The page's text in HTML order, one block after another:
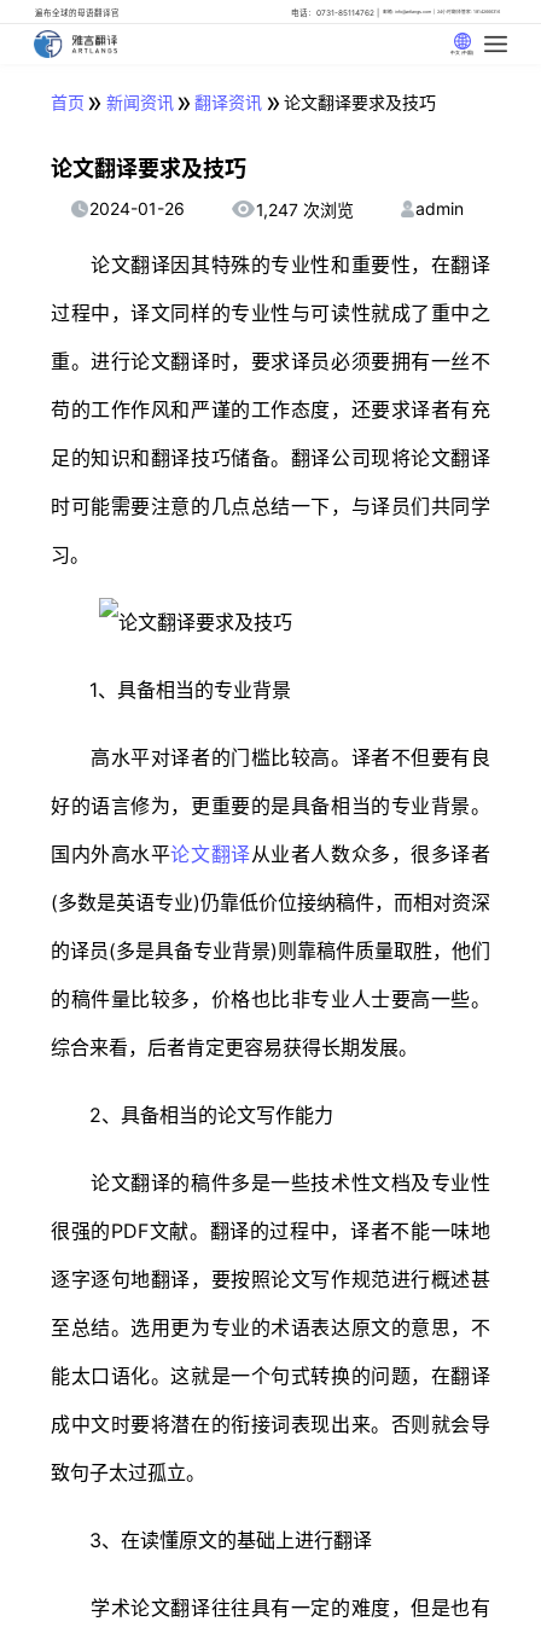
遍布全球的母语翻译官 电话：0731-85114762 邮箱: info@artlangs.com 24小时翻译管家: 18142666316
中文 (中国)
首页 » 新闻资讯» 翻译资讯 » 论文翻译要求及技巧
论文翻译要求及技巧
2024-01-26 1,247 次浏览 admin
论文翻译因其特殊的专业性和重要性，在翻译
过程中，译文同样的专业性与可读性就成了重中之
重。进行论文翻译时，要求译员必须要拥有一丝不
苟的工作作风和严谨的工作态度，还要求译者有充
足的知识和翻译技巧储备。翻译公司现将论文翻译
时可能需要注意的几点总结一下，与译员们共同学
习。
1、具备相当的专业背景
高水平对译者的门槛比较高。译者不但要有良
好的语言修为，更重要的是具备相当的专业背景。
国内外高水平论文翻译从业者人数众多，很多译者
(多数是英语专业)仍靠低价位接纳稿件，而相对资深
的译员(多是具备专业背景)则靠稿件质量取胜，他们
的稿件量比较多，价格也比非专业人士要高一些。
综合来看，后者肯定更容易获得长期发展。
2、具备相当的论文写作能力
论文翻译的稿件多是一些技术性文档及专业性
很强的PDF文献。翻译的过程中，译者不能一味地
逐字逐句地翻译，要按照论文写作规范进行概述甚
至总结。选用更为专业的术语表达原文的意思，不
能太口语化。这就是一个句式转换的问题，在翻译
成中文时要将潜在的衔接词表现出来。否则就会导
致句子太过孤立。
3、在读懂原文的基础上进行翻译
学术论文翻译往往具有一定的难度，但是也有